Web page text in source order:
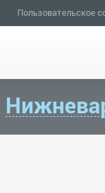
Пользовательское